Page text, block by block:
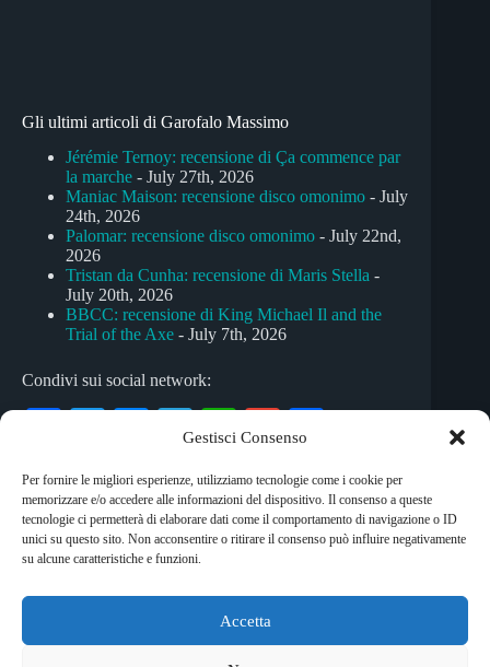
Gestisci Consenso
Per fornire le migliori esperienze, utilizziamo tecnologie come i cookie per
memorizzare e/o accedere alle informazioni del dispositivo. Il consenso a queste
tecnologie ci permetterà di elaborare dati come il comportamento di navigazione o ID
unici su questo sito. Non acconsentire o ritirare il consenso può influire negativamente
su alcune caratteristiche e funzioni.
Accetta
Gli ultimi articoli di Garofalo Massimo
Jérémie Ternoy: recensione di Ça commence par
la marche - July 27th, 2026
Maniac Maison: recensione disco omonimo - July
24th, 2026
Palomar: recensione disco omonimo - July 22nd,
2026
Tristan da Cunha: recensione di Maris Stella -
July 20th, 2026
BBCC: recensione di King Michael Il and the
Trial of the Axe - July 7th, 2026
Condivi sui social network:
bo
ok
tte
r
se
ng
er
Te
gr
a
m
W
ts
A
G
ail di
vi
Tag
#alternative #pop-punk #punk-rock
Copyright © 2026 RockShock - © Massimo Garofalo. C.F.
GRFMSM65R24A662Q. Qualsiasi tipo di riproduzione è